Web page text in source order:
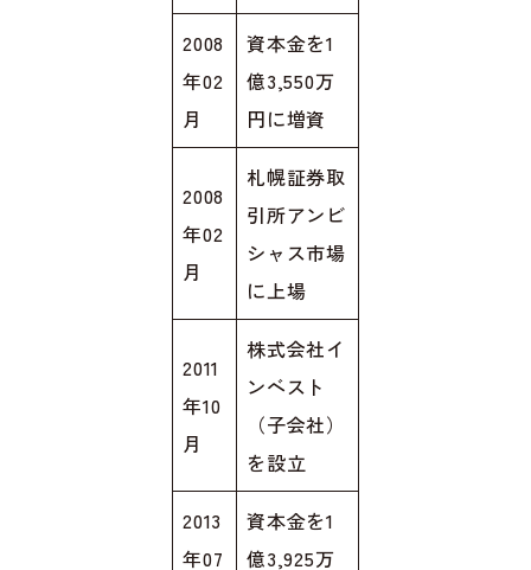
2008
年02
月
資本金を1
億3,550万
円に増資
2008
年02
月
札幌証券取
引所アンビ
シャス市場
に上場
2011
年10
月
株式会社イ
ンベスト
（子会社）
を設立
2013
年07
資本金を1
億3,925万